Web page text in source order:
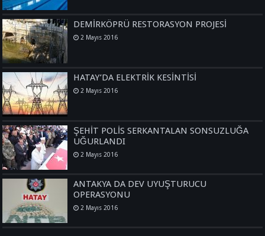
DEMİRKÖPRÜ RESTORASYON PROJESİ
2 Mayıs 2016
HATAY’DA ELEKTRİK KESİNTİSİ
2 Mayıs 2016
ŞEHİT POLİS SERKANTALAN SONSUZLUĞA
UĞURLANDI
2 Mayıs 2016
ANTAKYA DA DEV UYUŞTURUCU
OPERASYONU
2 Mayıs 2016